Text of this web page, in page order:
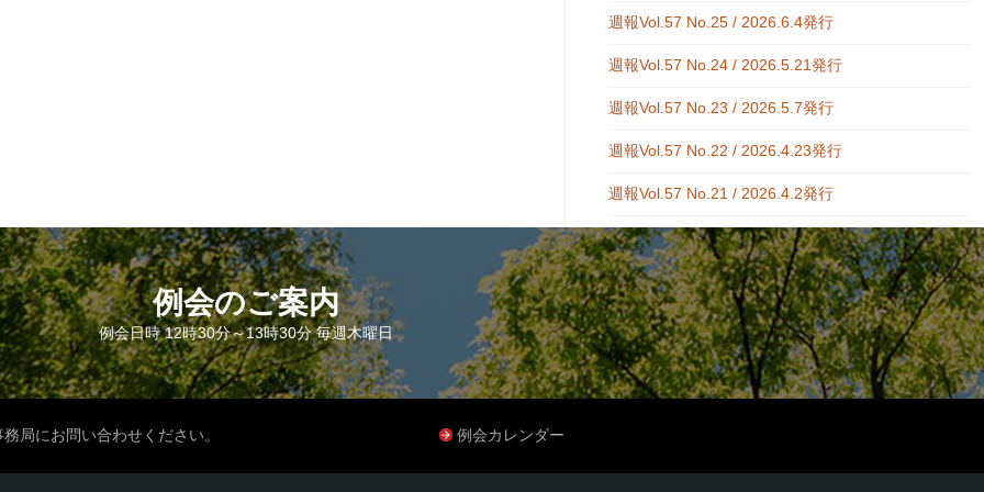
週報Vol.57 No.25 / 2026.6.4発行
週報Vol.57 No.24 / 2026.5.21発行
週報Vol.57 No.23 / 2026.5.7発行
週報Vol.57 No.22 / 2026.4.23発行
週報Vol.57 No.21 / 2026.4.2発行
例会のご案内
例会日時 12時30分～13時30分 毎週木曜日
局にお問い合わせください。 例会カレンダー